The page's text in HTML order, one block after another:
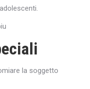
la soggetto